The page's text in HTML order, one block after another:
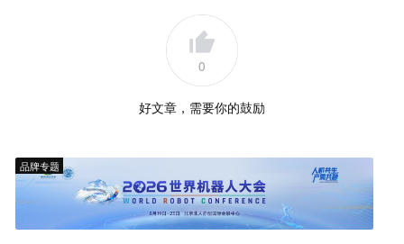
0
好文章，需要你的鼓励
品牌专题